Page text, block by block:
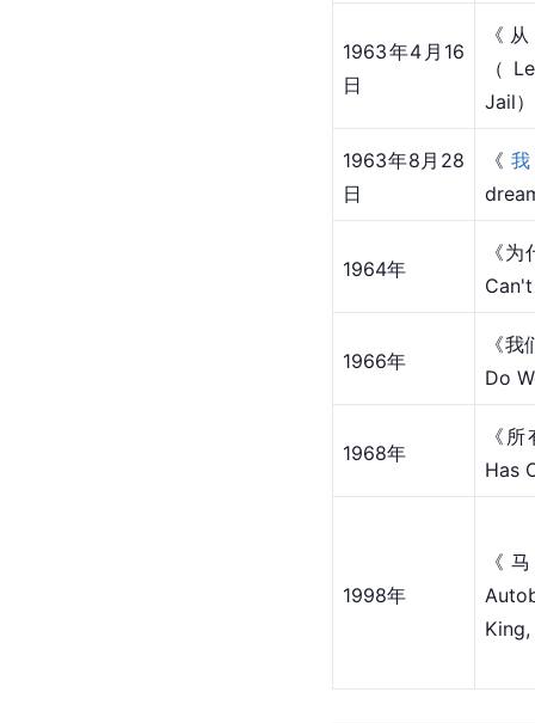
1963年4月16
日
《
（
Jail）
1963年8月28
日
《
1964年
《
1966年
《
Do
1968年
《
Has
1998年
《